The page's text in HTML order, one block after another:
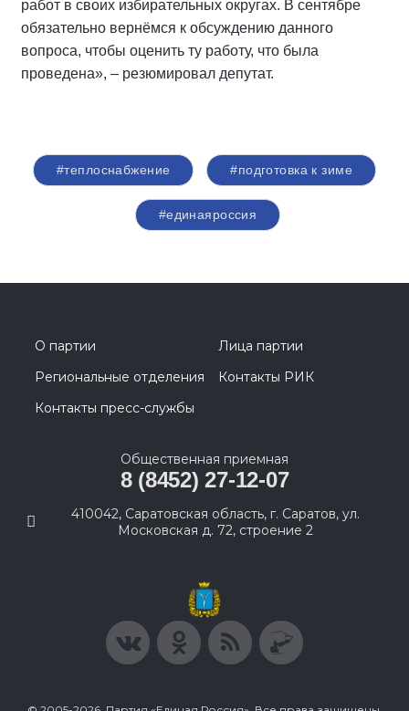
работ в своих избирательных округах. В сентябре
обязательно вернёмся к обсуждению данного
вопроса, чтобы оценить ту работу, что была
проведена», – резюмировал депутат.
#теплоснабжение #подготовка к зиме
#единаяроссия
О партии
Лица партии
Региональные отделения
Контакты РИК
Контакты пресс-службы
Общественная приемная
8 (8452) 27-12-07
410042, Саратовская область, г. Саратов, ул.
Московская д. 72, строение 2